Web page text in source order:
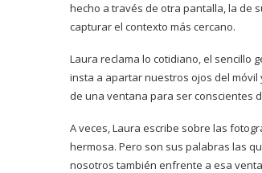
hecho a través de otra pantalla, la de
capturar el contexto más cercano.
Laura reclama lo cotidiano, el sencillo
insta a apartar nuestros ojos del
de una ventana para ser conscientes
A veces, Laura escribe sobre las
hermosa. Pero son sus palabras las
nosotros también enfrente a esa